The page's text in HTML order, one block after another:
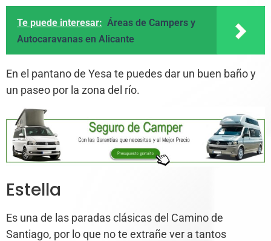
Te puede interesar: Áreas de Campers y
Autocaravanas en Alicante
En el pantano de Yesa te puedes dar un buen baño y
un paseo por la zona del río.
Estella
Es una de las paradas clásicas del Camino de
Santiago, por lo que no te extrañe ver a tantos